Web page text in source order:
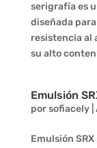
serigrafía es
diseñada
resistencia al
su alto
Emulsión
porsofiacely|
Emulsión